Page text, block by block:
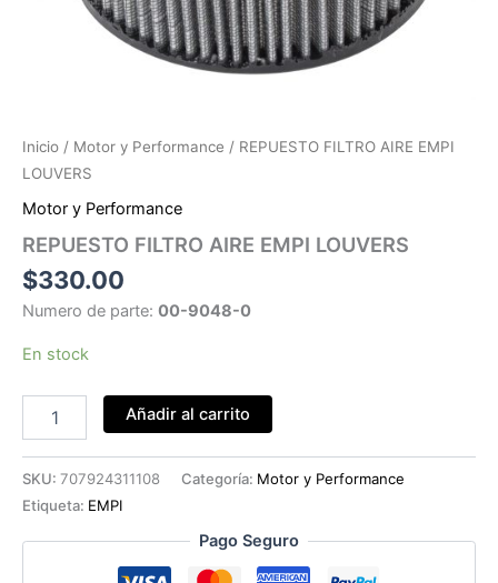
Inicio / Motor y Performance / REPUESTO FILTRO AIRE EMPI
LOUVERS
Motor y Performance
REPUESTO FILTRO AIRE EMPI LOUVERS
$330.00
Numero de parte: 00-9048-0
En stock
FILTRO
EMPI
cantidad
Añadir al carrito
SKU: 707924311108 Categoría: Motor y Performance
Etiqueta: EMPI
Pago Seguro